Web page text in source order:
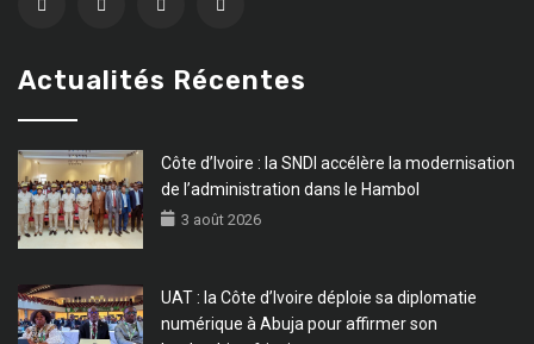
Actualités Récentes
Côte d’Ivoire : la SNDI accélère la modernisation
de l’administration dans le Hambol
3 août 2026
UAT : la Côte d’Ivoire déploie sa diplomatie
numérique à Abuja pour affirmer son